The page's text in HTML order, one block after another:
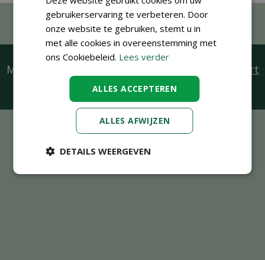
Mis exclusieve acties niet, vraag een
klantenkaart
aan
gebruikerservaring te verbeteren. Door
onze website te gebruiken, stemt u in
met alle cookies in overeenstemming met
ons Cookiebeleid. Lees verder
ALLES ACCEPTEREN
ALLES AFWIJZEN
DETAILS WEERGEVEN